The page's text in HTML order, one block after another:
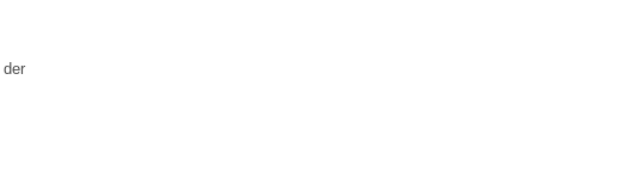
der